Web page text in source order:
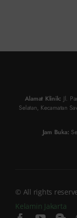
Alamat Klinik: Jl.
Selatan, Kecamatan
Jam Buka:
© All rights
Kelamin Jakarta